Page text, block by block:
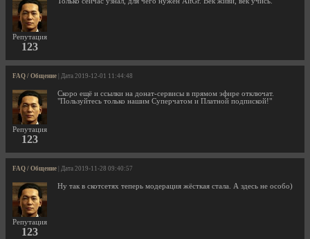
Репутация
123
FAQ / Общение | Дата 2019-12-01 11:44:48
Репутация
123
Скоро ещё и ссылки на донат-сервисы в прямом эфире отключат.
"Пользуйтесь только нашим Суперчатом и Платной подпиской!"
FAQ / Общение | Дата 2019-11-28 09:40:57
Репутация
123
Ну так в скотсетях теперь модерация жёсткая стала. А здесь не особо)